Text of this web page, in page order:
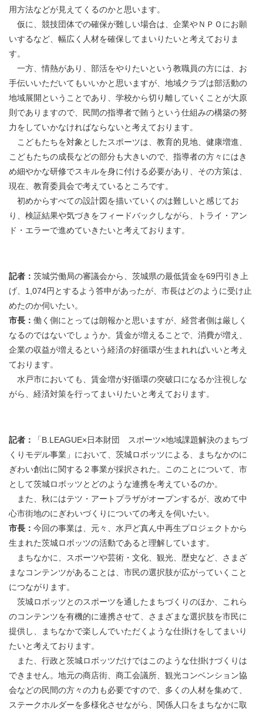
用方法などが見えてくるのかと思います。
仮に、競技団体での確保が難しい場合は、企業やＮＰＯにお願
いするなど、幅広く人材を確保してまいりたいと考えておりま
す。
一方、情熱があり、部活をやりたいという教職員の方には、お
手伝いいただいてもいいかと思いますが、地域クラブは部活動の
地域展開ということであり、学校から切り離していくことが大原
則でありますので、民間の指導者で賄うという仕組みの構築の努
力をしていかなければならないと考えております。
こどもたちを対象としたスポーツは、教育的見地、健康増進、
こどもたちの成長などの部分も大きいので、指導者の方々にはき
め細やかな研修でスキルを身に付ける必要があり、その方策は、
現在、教育委員会で考えているところです。
初めからすべての設計図を描いていくのは難しいと感じてお
り、検証結果や気づきをフィードバックしながら、トライ・アン
ド・エラーで進めていきたいと考えております。
記者： 茨城労働局の審議会から、茨城県の最低賃金を69円引き上
げ、1,074円とするよう答申があったが、市長はどのように受け止
めたのか伺いたい。
市長： 働く側にとっては朗報かと思いますが、経営者側は厳しく
なるのではないでしょうか。賃金が増えることで、消費が増え、
企業の収益が増えるという経済の好循環が生まれればいいと考え
ております。
水戸市においても、賃金増が好循環の突破口になるか注視しな
がら、経済対策を行ってまいりたいと考えております。
記者：
「B.LEAGUE×日本財団 スポーツ×地域課題解決のまちづ
くりモデル事業」において、茨城ロボッツによる、まちなかのに
ぎわい創出に関する２事業が採択された。このことについて、市
として茨城ロボッツとどのような連携を考えているのか。
また、秋にはテツ・アートプラザがオープンするが、改めて中
心市街地のにぎわいづくりについての考えを伺いたい。
市長： 今回の事業は、元々、水戸ど真ん中再生プロジェクトから
生まれた茨城ロボッツの活動であると理解しています。
まちなかに、スポーツや芸術・文化、観光、歴史など、さまざ
まなコンテンツがあることは、市民の選択肢が広がっていくこと
につながります。
茨城ロボッツとのスポーツを通したまちづくりのほか、これら
のコンテンツを有機的に連携させて、さまざまな選択肢を市民に
提供し、まちなかで楽しんでいただくような仕掛けをしてまいり
たいと考えております。
また、行政と茨城ロボッツだけではこのような仕掛けづくりは
できません。地元の商店街、商工会議所、観光コンベンション協
会などの民間の方々の力も必要ですので、多くの人材を集めて、
ステークホルダーを多様化させながら、関係人口をまちなかに取